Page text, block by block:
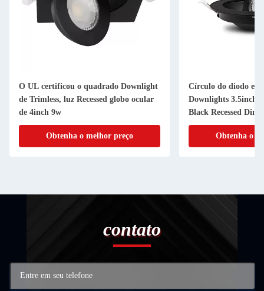
O UL certificou o quadrado Downlight
de Trimless, luz Recessed globo ocular
de 4inch 9w
Obtenha o melhor preço
Círculo do diodo
Downlights 3.5inch
Black Recessed
Obtenha o
contato